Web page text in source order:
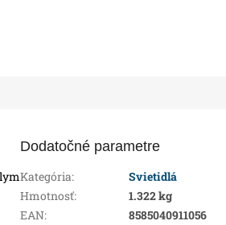
Dodatočné parametre
Kategória:
Svietidlá
Hmotnosť:
1.322 kg
EAN:
8585040911056